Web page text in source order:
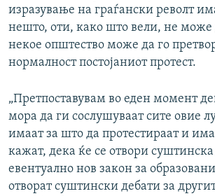
изразување на граѓански револт
нешто, оти, како што вели, не може
некое општество може да го
нормалност постојаниот протест.
„Претпоставувам во еден момент
мора да ги сослушуваат сите овие
имаат за што да протестираат и
кажат, дека ќе се отвори суштинска
евентуално нов закон за
отворат суштински дебати за